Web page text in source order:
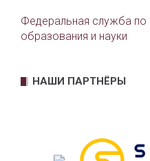
Федеральная служба по
образования и науки
НАШИ ПАРТНЁРЫ